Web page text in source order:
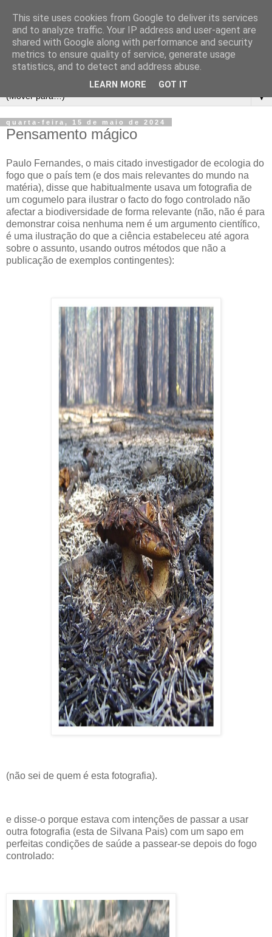
▼
quarta-feira, 15 de maio de 2024
Pensamento mágico
Paulo Fernandes, o mais citado investigador de ecologia do
fogo que o país tem (e dos mais relevantes do mundo na
matéria), disse que habitualmente usava um fotografia de
um cogumelo para ilustrar o facto do fogo controlado não
afectar a biodiversidade de forma relevante (não, não é para
demonstrar coisa nenhuma nem é um argumento científico,
é uma ilustração do que a ciência estabeleceu até agora
sobre o assunto, usando outros métodos que não a
publicação de exemplos contingentes):
(não sei de quem é esta fotografia).
e disse-o porque estava com intenções de passar a usar
outra fotografia (esta de Silvana Pais) com um sapo em
perfeitas condições de saúde a passear-se depois do fogo
controlado:
This site uses cookies from Google to deliver its services
and to analyze traffic. Your IP address and user-agent are
shared with Google along with performance and security
metrics to ensure quality of service, generate usage
statistics, and to detect and address abuse.
LEARN MORE GOT IT